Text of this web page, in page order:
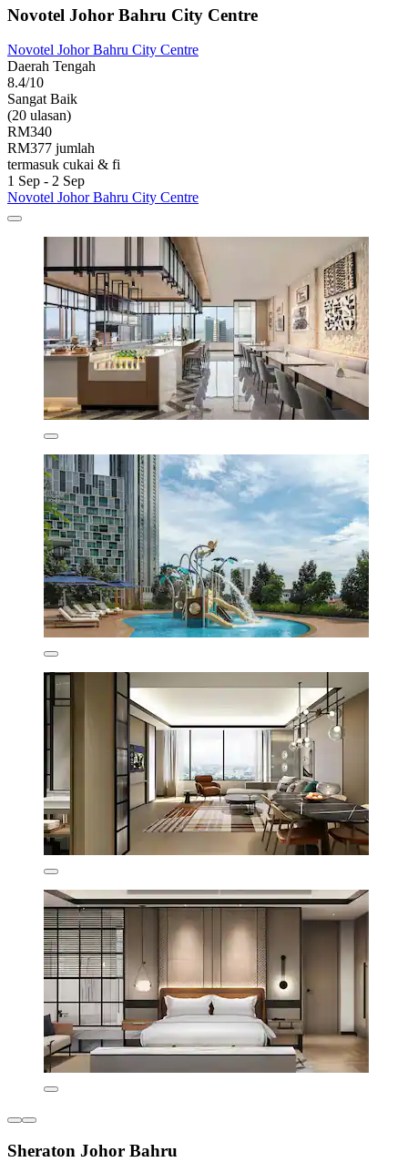
Novotel Johor Bahru City Centre
Novotel Johor Bahru City Centre
Daerah Tengah
8.4/10
Sangat Baik
(20 ulasan)
RM340
RM377 jumlah
termasuk cukai & fi
1 Sep - 2 Sep
Novotel Johor Bahru City Centre
Sheraton Johor Bahru